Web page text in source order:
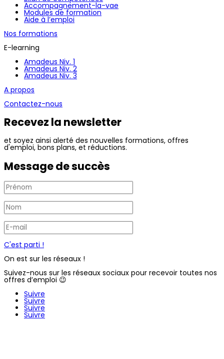
Accompagnement-la-vae
Modules de formation
Aide à l’emploi
Nos formations
E-learning
Amadeus Niv. 1
Amadeus Niv. 2
Amadeus Niv. 3
A propos
Contactez-nous
Recevez la newsletter
et soyez ainsi alerté des nouvelles formations, offres
d'emploi, bons plans, et réductions.
Message de succès
C'est parti !
On est sur les réseaux !
Suivez-nous sur les réseaux sociaux pour recevoir toutes nos
offres d’emploi 😉
Suivre
Suivre
Suivre
Suivre